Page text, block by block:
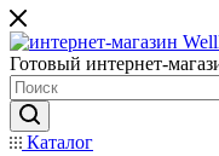
Готовый интернет-
Каталог